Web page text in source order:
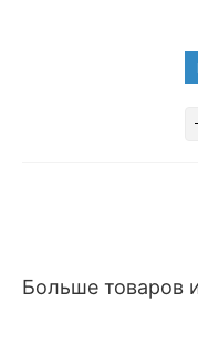
Больше товаров